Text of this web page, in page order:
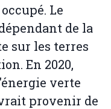
Le
de la
sur les terres
En 2020,
verte
provenir de